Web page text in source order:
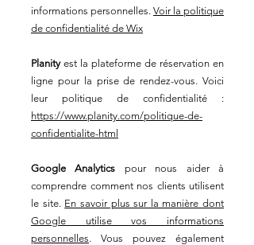
informations personnelles. Voir la politique
de confidentialité de Wix
Planity est la plateforme de réservation en
ligne pour la prise de rendez-vous. Voici
leur politique de confidentialité :
https://www.planity.com/politique-de-
confidentialite-html
Google Analytics pour nous aider à
comprendre comment nos clients utilisent
le site. En savoir plus sur la manière dont
Google utilise vos informations
personnelles. Vous pouvez également